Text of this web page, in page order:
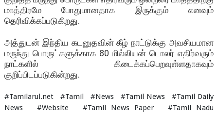
மாத்திரமே போதுமானதாக இருக்கும் எனவும்
தெரிவிக்கப்படுகிறது.
அத்துடன் இந்திய கடனுதவின் கீழ் நாட்டுக்கு அவசியமான
மருந்து பொருட்களுக்காக 80 மில்லியன் டொலர் எதிர்வரும்
நாட்களில் கிடைக்கப்பெறவுள்ளதாகவும்
குறிப்பிடப்படுகின்றது.
#Tamilarul.net #Tamil #News #Tamil News #Tamil Daily
News #Website #Tamil News Paper #Tamil Nadu